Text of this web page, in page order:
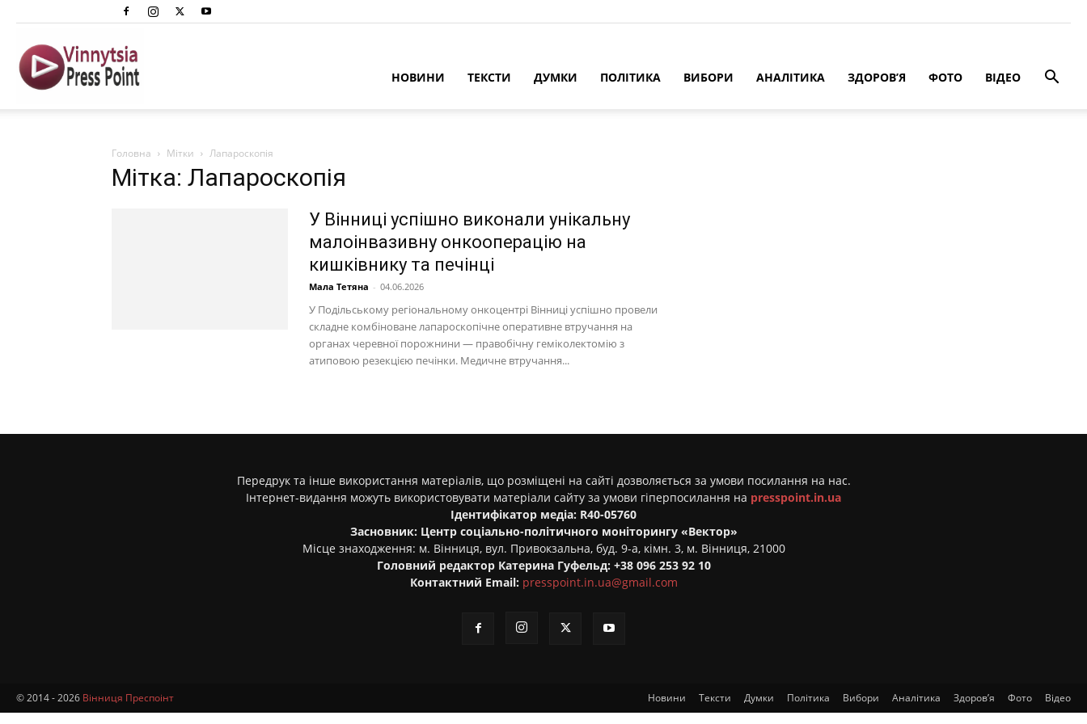
Преспоінт
НОВИНИ ТЕКСТИ ДУМКИ ПОЛІТИКА ВИБОРИ АНАЛІТИКА ЗДОРОВ’Я ФОТО ВІДЕО
Головна Мітки Лапароскопія
Мітка: Лапароскопія
У Вінниці успішно виконали унікальну
малоінвазивну онкооперацію на
кишківнику та печінці
Мала Тетяна - 04.06.2026
У Подільському регіональному онкоцентрі Вінниці успішно провели
складне комбіноване лапароскопічне оперативне втручання на
органах черевної порожнини — правобічну геміколектомію з
атиповою резекцією печінки. Медичне втручання...
Передрук та інше використання матеріалів, що розміщені на сайті дозволяється за умови посилання на нас.
Інтернет-видання можуть використовувати матеріали сайту за умови гіперпосилання на presspoint.in.ua
Ідентифікатор медіа: R40-05760
Засновник: Центр соціально-політичного моніторингу «Вектор»
Місце знаходження: м. Вінниця, вул. Привокзальна, буд. 9-а, кімн. 3, м. Вінниця, 21000
Головний редактор Катерина Гуфельд: +38 096 253 92 10
Контактний Email: presspoint.in.ua@gmail.com
Новини Тексти Думки Політика Вибори Аналітика Здоров’я Фото Відео
© 2014 - 2026 Вінниця Преспоінт